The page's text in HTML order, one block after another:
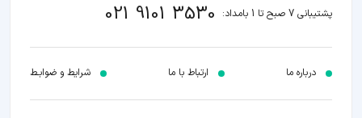
پشتیبانی 7 صبح تا 1 بامداد: 021 9101 3530
درباره ما ارتباط با ما شرایط و ضوابـط